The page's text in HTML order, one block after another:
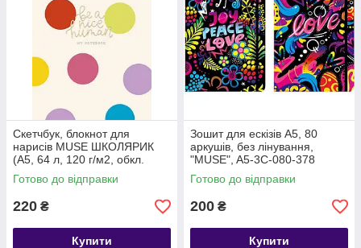
Скетчбук, блокнот для
нарисів MUSE ШКОЛЯРИК
(А5, 64 л, 120 г/м2, обкл.
картон)
Готово до відправки
220 ₴
Купити
Зошит для ескізів А5, 80
аркушів, без лінування,
"MUSE", A5-3C-080-378
Готово до відправки
200 ₴
Купити